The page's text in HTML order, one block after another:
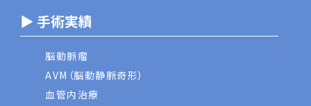
▶ 手術実績
脳動脈瘤
AVM（脳動静脈奇形）
血管内治療